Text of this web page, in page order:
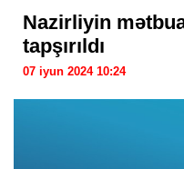
Nazirliyin
tapşırıldı
07 iyun 2024 10:24